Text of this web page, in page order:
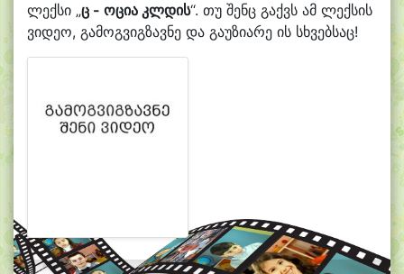
ლექსი „ც - ოცია კლდის“. თუ შენც გაქვს ამ ლექსის
ვიდეო, გამოგვიგზავნე და გაუზიარე ის სხვებსაც!